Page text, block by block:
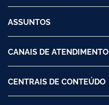
ASSUNTOS
CANAIS DE ATENDIMENTO
CENTRAIS DE CONTEÚDO